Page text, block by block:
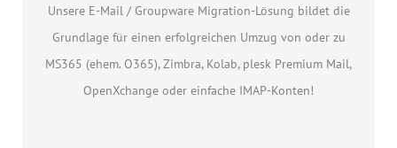
Unsere E-Mail / Groupware Migration-Lösung bildet die
Grundlage für einen erfolgreichen Umzug von oder zu
MS365 (ehem. O365), Zimbra, Kolab, plesk Premium Mail,
OpenXchange oder einfache IMAP-Konten!